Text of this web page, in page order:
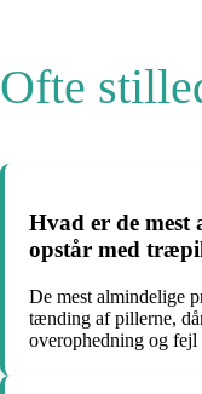
Ofte
Hvad er de mest
opstår med
De mest almindelige
tænding af pillerne,
overophedning og